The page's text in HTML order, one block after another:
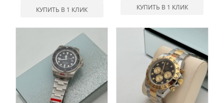
КУПИТЬ В 1 КЛИК
КУПИТЬ В 1 КЛИК